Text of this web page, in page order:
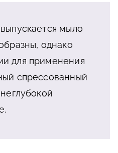
мыло
однако
для применения
спрессованный